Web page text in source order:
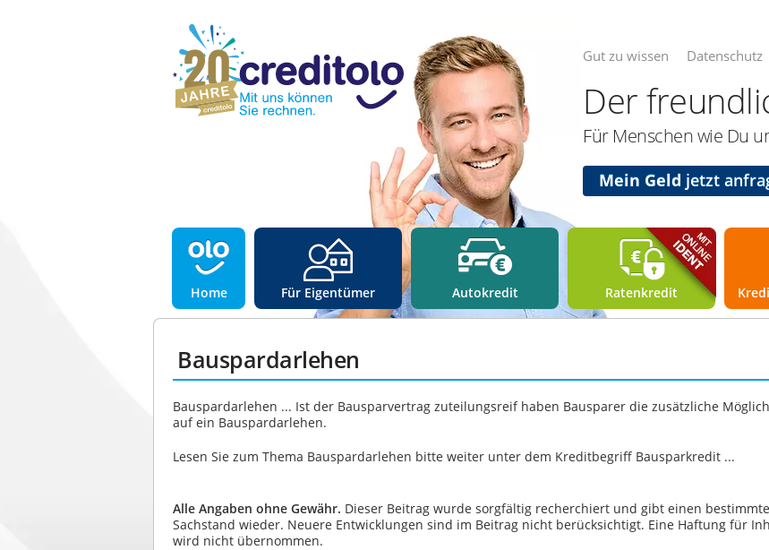
Gut zu wissen Datenschutz
Der
Für Menschen wie Du
Mein Geld jetzt
Home Für Eigentümer Autokredit Ratenkredit
Bauspardarlehen
Bauspardarlehen ... Ist der Bausparvertrag zuteilungsreif haben Bausparer die zusätzliche
auf ein Bauspardarlehen.
Lesen Sie zum Thema Bauspardarlehen bitte weiter unter dem Kreditbegriff Bausparkredit ...
Alle Angaben ohne Gewähr. Dieser Beitrag wurde sorgfältig recherchiert und gibt einen
Sachstand wieder. Neuere Entwicklungen sind im Beitrag nicht berücksichtigt. Eine Haftung für
wird nicht übernommen.